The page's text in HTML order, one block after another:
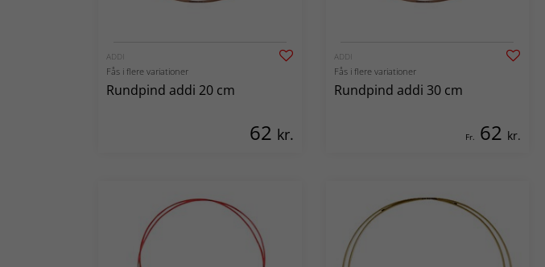
ADDI
Fås i flere variationer
Rundpind addi 20 cm
62 kr.
ADDI
Fås i flere variationer
Rundpind addi 30 cm
Fr. 62 kr.